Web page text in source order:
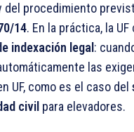
del procedimiento
14. En la práctica, la
indexación legal :
las
UF, como es el caso del
civil para elevadores.